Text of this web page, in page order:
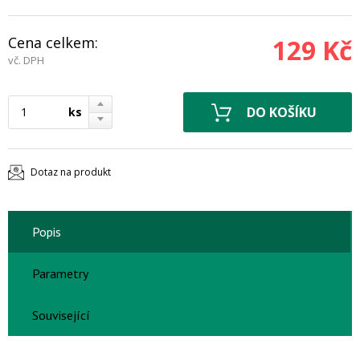
Cena celkem:
vč. DPH 129 Kč
ks
Dotaz na produkt
Popis
Parametry
Související